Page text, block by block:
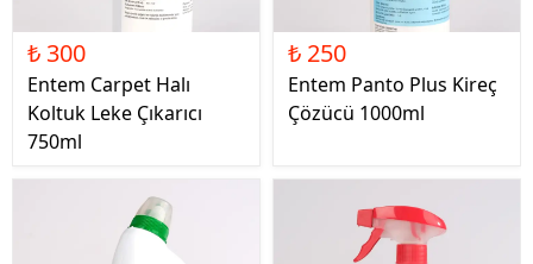
₺ 300
Entem Carpet Halı
Koltuk Leke Çıkarıcı
750ml
₺ 250
Entem Panto Plus Kireç
Çözücü 1000ml